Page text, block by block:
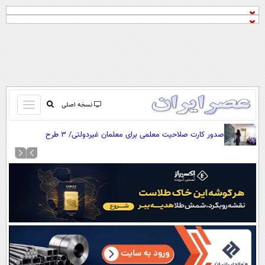
نسخه اصلی
باز
و
کردن
منو
صفحه اول
آرشیو
نظرسنجی
آب و هوا
اوقات شرعی
سواد زندگی
صدور کارت صلاحیت معلمی برای معلمان غیردولتی/ ۳ طرح